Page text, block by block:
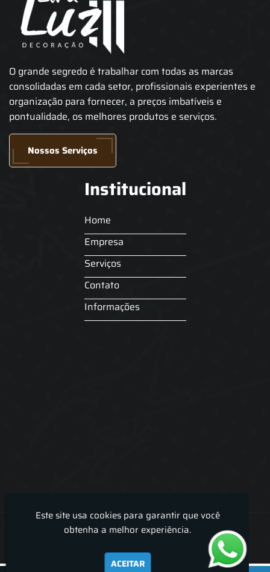
O grande segredo é trabalhar com todas as marcas
consolidadas em cada setor, profissionais experientes e
organização para fornecer, a preços imbatíveis e
pontualidade, os melhores produtos e serviços.
Nossos Serviços
Institucional
Home
Empresa
Serviços
Contato
Informações
Lira Luz Decor - Cortinas sob medidas e persianas
Este site usa cookies para garantir que você
obtenha a melhor experiência.
ACEITAR